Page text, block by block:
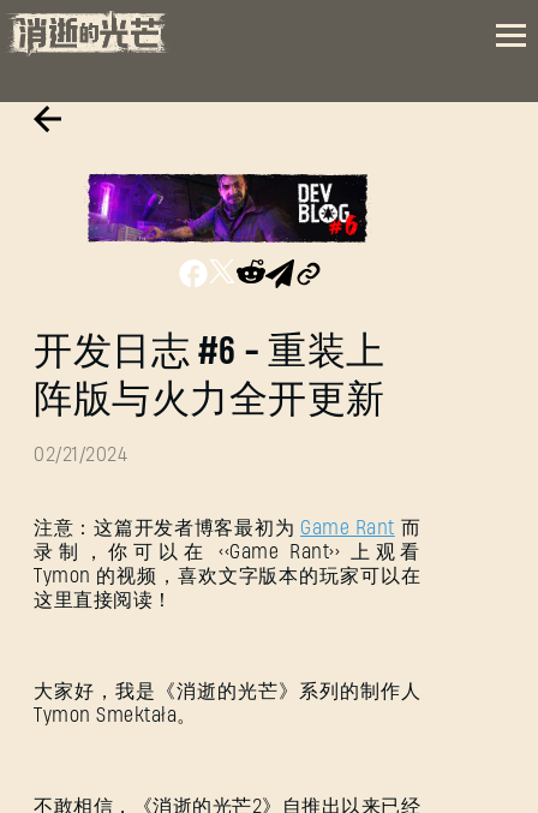
开发日志 #6 - 重装上
阵版与火力全开更新
02/21/2024
注意：这篇开发者博客最初为 Game Rant 而
录制，你可以在 <<Game Rant>> 上观看
Tymon 的视频，喜欢文字版本的玩家可以在
这里直接阅读！
大家好，我是《消逝的光芒》系列的制作人
Tymon Smektała。
不敢相信，《消逝的光芒2》自推出以来已经